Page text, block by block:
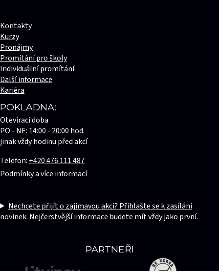
PARTNEŘI
Kontakty
Kurzy
Pronájmy
Promítání pro školy
Individuální promítání
Další informace
Kariéra
POKLADNA:
Otevírací doba
PO - NE: 14:00 - 20:00 hod.
jinak vždy hodinu před akcí
Telefon: +420 476 111 487
Podmínky a více informací
Nechcete přijít o zajímavou akci? Přihlašte se k zasílání
novinek. Nejčerstvější informace budete mít vždy jako první.